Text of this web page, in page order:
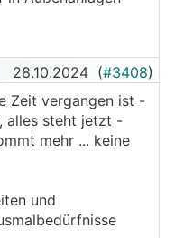
28.10.2024 (#3408)
Zeit vergangen ist -
alles steht jetzt -
mehr ... keine
und